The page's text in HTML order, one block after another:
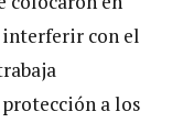
interferir con el
a los